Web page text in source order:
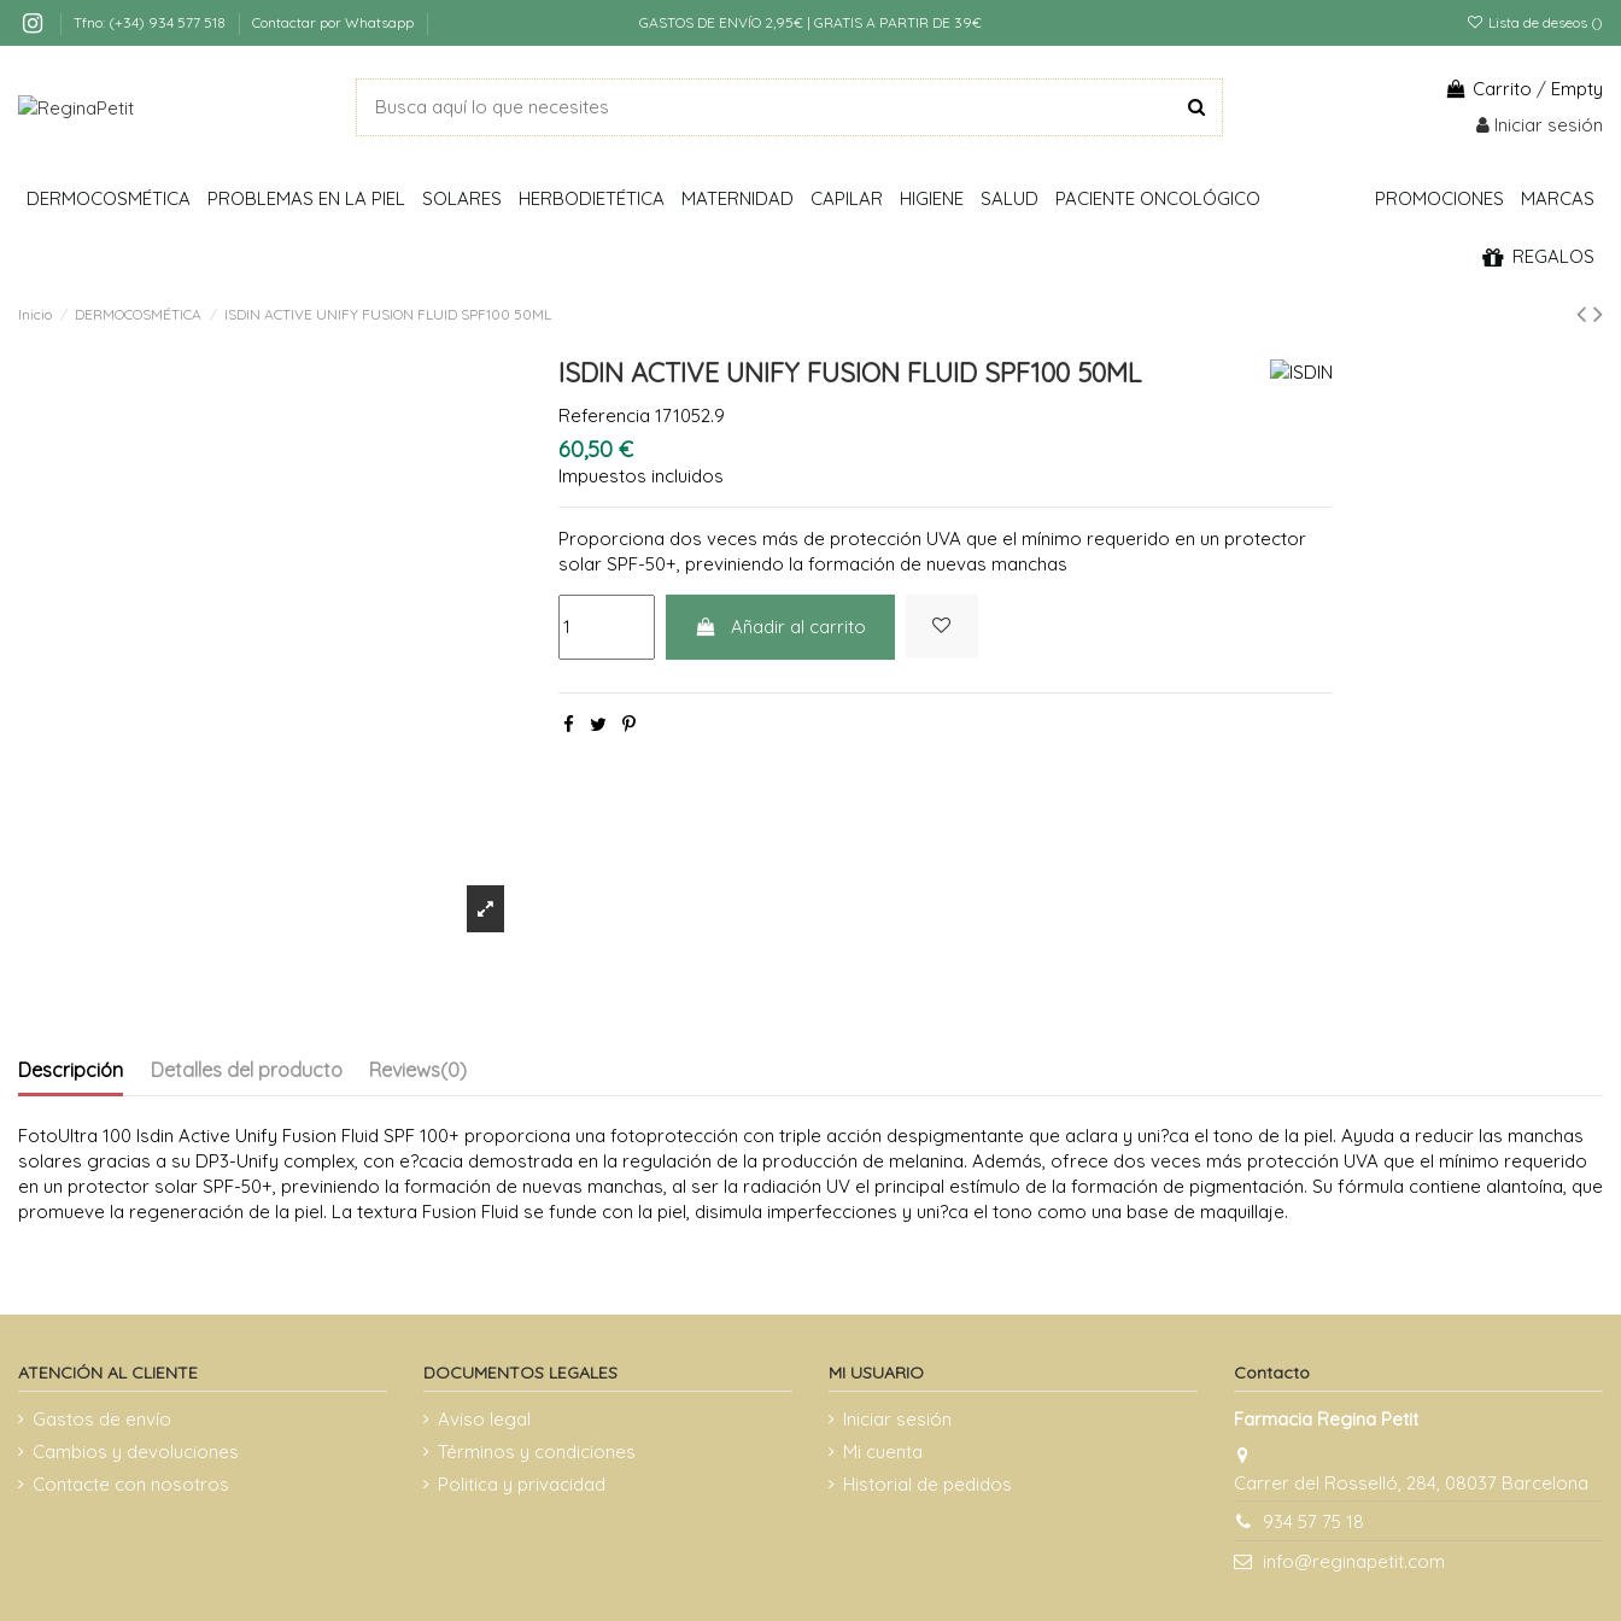
Tfno: (+34) 934 577 518 Contactar por Whatsapp GASTOS DE ENVÍO 2,95€ | GRATIS A PARTIR DE 39€ Lista de deseos ()
Carrito / Empty
Iniciar sesión
DERMOCOSMÉTICA PROBLEMAS EN LA PIEL SOLARES HERBODIETÉTICA MATERNIDAD CAPILAR HIGIENE SALUD PACIENTE ONCOLÓGICO MARCAS
PROMOCIONES
REGALOS
Inicio DERMOCOSMÉTICA ISDIN ACTIVE UNIFY FUSION FLUID SPF100 50ML
ISDIN ACTIVE UNIFY FUSION FLUID SPF100 50ML
Referencia 171052.9
60,50 €
Impuestos incluidos
Proporciona dos veces más de protección UVA que el mínimo requerido en un protector
solar SPF-50+, previniendo la formación de nuevas manchas
Añadir al carrito
Descripción Detalles del producto Reviews(0)
FotoUltra 100 Isdin Active Unify Fusion Fluid SPF 100+ proporciona una fotoprotección con triple acción despigmentante que aclara y uni?ca el tono de la piel. Ayuda a reducir las manchas
solares gracias a su DP3-Unify complex, con e?cacia demostrada en la regulación de la producción de melanina. Además, ofrece dos veces más protección UVA que el mínimo requerido
en un protector solar SPF-50+, previniendo la formación de nuevas manchas, al ser la radiación UV el principal estímulo de la formación de pigmentación. Su fórmula contiene alantoína, que
promueve la regeneración de la piel. La textura Fusion Fluid se funde con la piel, disimula imperfecciones y uni?ca el tono como una base de maquillaje.
ATENCIÓN AL CLIENTE
Gastos de envío
Cambios y devoluciones
Contacte con nosotros
DOCUMENTOS LEGALES
Aviso legal
Términos y condiciones
Politica y privacidad
MI USUARIO
Iniciar sesión
Mi cuenta
Historial de pedidos
Contacto
Farmacia Regina Petit
Carrer del Rosselló, 284, 08037 Barcelona
934 57 75 18
info@reginapetit.com